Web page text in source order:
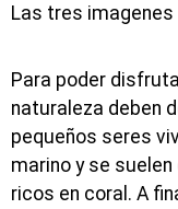
Las tres
Para poder
naturaleza deben
pequeños seres
marino y se
ricos en coral. A